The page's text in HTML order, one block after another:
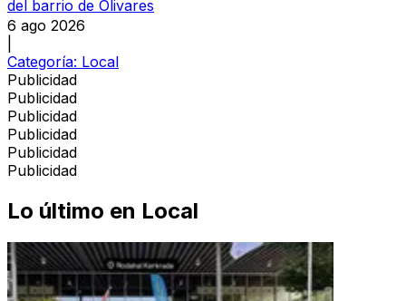
del barrio de Olivares
6 ago 2026
Categoría: Local
Publicidad
Publicidad
Publicidad
Publicidad
Publicidad
Publicidad
Lo último en Local